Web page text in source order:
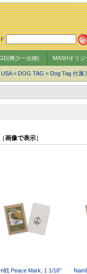
稀少一点物) MASHオリ
USA> DOG TAG > Dog Tag 付属
画像で表示］
戦 Peace Mark, 1 1/16"
Nam